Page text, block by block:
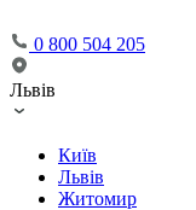
0 800 504 205
Львів
Київ
Львів
Житомир